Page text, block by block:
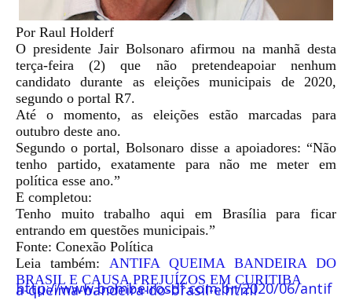
Por Raul Holderf
O presidente Jair Bolsonaro afirmou na manhã desta
terça-feira (2) que não pretendeapoiar nenhum
candidato durante as eleições municipais de 2020,
segundo o portal R7.
Até o momento, as eleições estão marcadas para
outubro deste ano.
Segundo o portal, Bolsonaro disse a apoiadores: “Não
tenho partido, exatamente para não me meter em
política esse ano.”
E completou:
Tenho muito trabalho aqui em Brasília para ficar
entrando em questões municipais.”
Fonte: Conexão Política
Leia também: ANTIFA QUEIMA BANDEIRA DO
BRASIL E CAUSA PREJUÍZOS EM CURITIBA
http://www.bombeirosdf.com.br/2020/06/antifa-queima-bandeira-do-brasil-e.html